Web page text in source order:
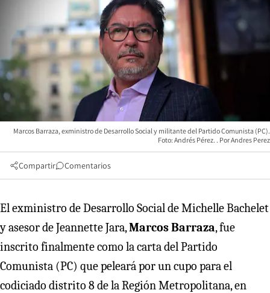
Marcos Barraza, exministro de Desarrollo Social y militante del Partido Comunista (PC).
Foto: Andrés Pérez.
Andres Perez
Compartir Comentarios
El exministro de Desarrollo Social de Michelle Bachelet
y asesor de Jeannette Jara,Marcos Barraza, fue
inscrito finalmente como la carta del Partido
Comunista (PC) que peleará por un cupo para el
codiciado distrito 8 de la Región Metropolitana, en